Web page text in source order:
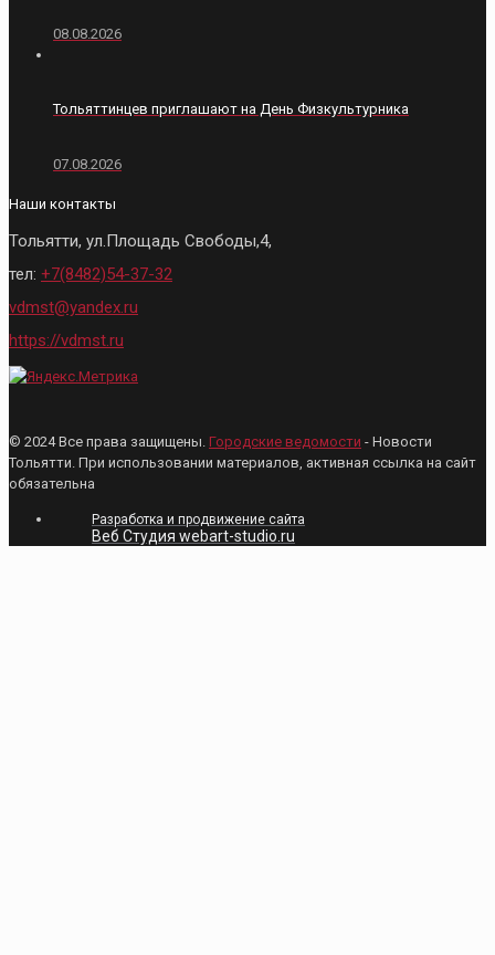
08.08.2026
Тольяттинцев приглашают на День Физкультурника
07.08.2026
Наши контакты
Тольятти, ул.Площадь Свободы,4,
тел: +7(8482)54-37-32
vdmst@yandex.ru
https://vdmst.ru
© 2024 Все права защищены. Городские ведомости - Новости
Тольятти. При использовании материалов, активная ссылка на сайт
обязательна
Разработка и продвижение сайта
Веб Студия webart-studio.ru